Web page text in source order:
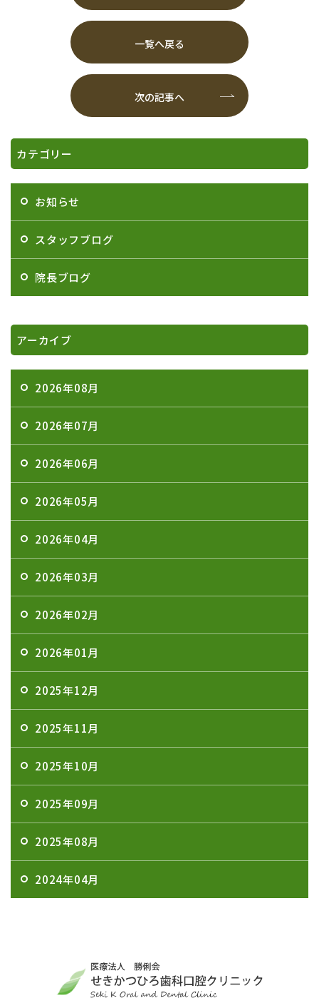
一覧へ戻る
次の記事へ
カテゴリー
お知らせ
スタッフブログ
院長ブログ
アーカイブ
2026年08月
2026年07月
2026年06月
2026年05月
2026年04月
2026年03月
2026年02月
2026年01月
2025年12月
2025年11月
2025年10月
2025年09月
2025年08月
2024年04月